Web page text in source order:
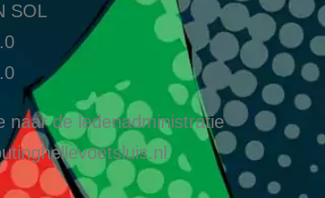
SOL
naar de ledenadministratie